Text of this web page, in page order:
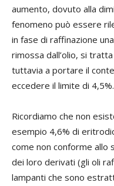
aumento, dovuto alla
fenomeno può essere
in fase di raffinazione
rimossa dall’olio, si
tuttavia a portare il
eccedere il limite di 4,5%.
Ricordiamo che non
esempio 4,6% di
come non conforme allo
dei loro derivati (gli oli
lampanti che sono